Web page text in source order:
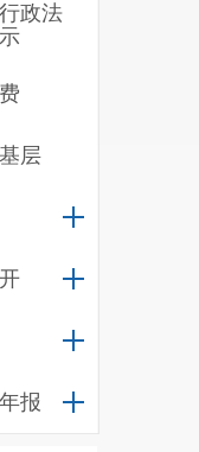
政法
层
报